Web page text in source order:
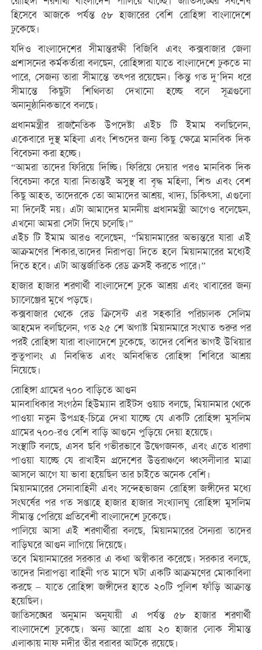
হিসেবে আজকে পর্যন্ত ৫৮ হাজারের বেশি রোহিঙ্গা বাংলাদেশে
ঢুকেছে।
যদিও বাংলাদেশের সীমান্তরক্ষী বিজিবি এবং কক্সবাজার জেলা
প্রশাসনের কর্মকর্তারা বলছেন, রোহিঙ্গারা যাতে বাংলাদেশে ঢুকতে না
পারে, সেজন্য তারা সীমান্তে তৎপর রয়েছেন। কিন্তু গত দু’দিন ধরে
সীমান্তে কিছুটা শিথিলতা দেখানো হচ্ছে বলে সূত্রগুলো
অনানুষ্ঠানিকভাবে বলছে।
প্রধানমন্ত্রীর রাজনৈতিক উপদেষ্টা এইচ টি ইমাম বলছিলেন,
একেবারে দুস্থ মহিলা এবং শিশুদের জন্য কিছু ক্ষেত্রে মানবিক দিক
বিবেচনা করা হচ্ছে।
“আমরা তাদের ফিরিয়ে দিচ্ছি। ফিরিয়ে দেয়ার পরও মানবিক দিক
বিবেচনা করে যারা নিতান্তই অসুস্থ বা বৃদ্ধ মহিলা, শিশু এবং বেশ
কিছু আহত, তাদেরকে তো আমাদের আশ্রয়, খাদ্য, চিকিৎসা, এগুলো
না দিলেই নয়। এটা আমাদের মাননীয় প্রধানমন্ত্রী আগেও বলেছেন,
এখনো আমরা সেটা দিযে চলেছি।”
এইচ টি ইমাম আরও বলেছেন, “মিয়ানমারের অভ্যন্তরে যারা এই
আক্রমণের শিকার,তাদের নিরাপত্তা দিতে হলে মিয়ানমারের মধ্যেই
দিতে হবে। এটা আন্তর্জাতিক রেড ক্রসই করতে পারে।”
হাজার হাজার শরণার্থী বাংলাদেশে ঢুকে আশ্রয় এবং খাবারের জন্য
চ্যালেঞ্জের মুখে পড়ছে।
কক্সবাজার থেকে রেড ক্রিসেন্ট এর সহকারি পরিচালক সেলিম
আহমেদ বলছিলেন, গত ২৫ শে অগাষ্ট মিয়ানমারে সংঘাত শুরুর পর
পরই রোহিঙ্গা যারা বাংলাদেশে ঢুকেছে, তাদের বেশির ভাগই উখিয়ার
কুতুপালং এ নিবন্ধিত এবং অনিবন্ধিত রোহিঙ্গা শিবিরে আশ্রয়
নিয়েছে।
রোহিঙ্গা গ্রামের ৭০০ বাড়িতে আগুন
মানবাধিকার সংগঠন হিউম্যান রাইটস ওয়াচ বলছে, মিয়ানমার থেকে
পাওয়া নতুন উপগ্রহ-চিত্রে দেখা যাচ্ছে যে একটি রোহিঙ্গা মুসলিম
গ্রামের ৭০০-রও বেশি বাড়ি আগুনে পুড়িয়ে দেয়া হয়েছে।
সংস্থাটি বলছে, এসব ছবি গভীরভাবে উদ্বেগজনক, এবং এতে ধারণা
পাওয়া যাচ্ছে যে রাখাইন প্রদেশের উত্তরাঞ্চলে ধ্বংসলীলার মাত্রা
আসলে আগে যা ভাবা হয়েছিল তার চাইতে অনেক বেশি।
মিয়ানমারের সেনাবাহিনী এবং সন্দেহভাজন রোহিঙ্গা জঙ্গীদের মধ্যে
সংঘর্ষের পর গত সপ্তাহে হাজার হাজার সংখ্যালঘু রোহিঙ্গা মুসলিম
সীমান্ত পেরিয়ে প্রতিবেশী বাংলাদেশে ঢুকেছে।
পালিয়ে আসা এই শরণার্থীরা বলছে, মিয়ানমারের সৈন্যরা তাদের
বাড়িঘরে আগুন লাগিয়ে দিয়েছে।
তবে মিয়ানমারের সরকার এ কথা অস্বীকার করেছে। সরকার বলছে,
তাদের নিরাপত্তা বাহিনী গত মাসে ঘটা একটি আক্রমণের মোকাবিলা
করছে – যাতে রোহিঙ্গা জঙ্গীদের হাতে ২০টি পুলিশ ফাঁড়ি আক্রান্ত
হয়েছিল।
জাতিসঙ্ঘের অনুমান অনুযায়ী এ পর্যন্ত ৫৮ হাজার শরণার্থী
বাংলাদেশে ঢুকেছে। অন্য আরো প্রায় ২০ হাজার লোক সীমান্ত
এলাকায় নাফ নদীর তীর বরাবর আটকে রয়েছে।